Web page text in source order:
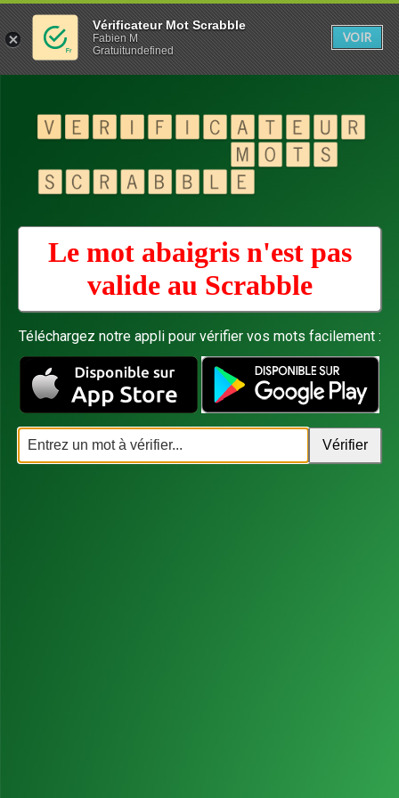
Le mot abaigris n'est pas
valide au Scrabble
Téléchargez notre appli pour vérifier vos mots facilement :
Vérificateur Mot Scrabble
Fabien M
Gratuitundefined
VOIR